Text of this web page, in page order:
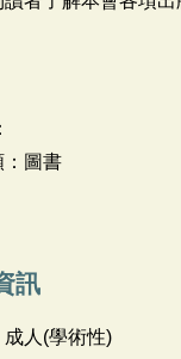
：圖書
訊
人(學術性)